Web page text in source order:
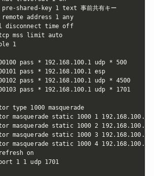
shared-key 1 text 事前共有キー
address 1 any
disconnect time off
mss limit auto
1
pass * 192.168.100.1 udp * 500
pass * 192.168.100.1 esp
pass * 192.168.100.1 udp * 4500
pass * 192.168.100.1 udp * 1701
type 1000 masquerade
masquerade static 1000 1 192.168.100.1
masquerade static 1000 2 192.168.100.1
masquerade static 1000 3 192.168.100.1
masquerade static 1000 4 192.168.100.1
on
1 1 udp 1701